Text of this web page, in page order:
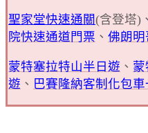
聖家堂快速通關(含登塔)、
院快速通道門票 、 佛朗明
蒙特塞拉特山半日遊 、
遊 、 巴賽隆納客制化包